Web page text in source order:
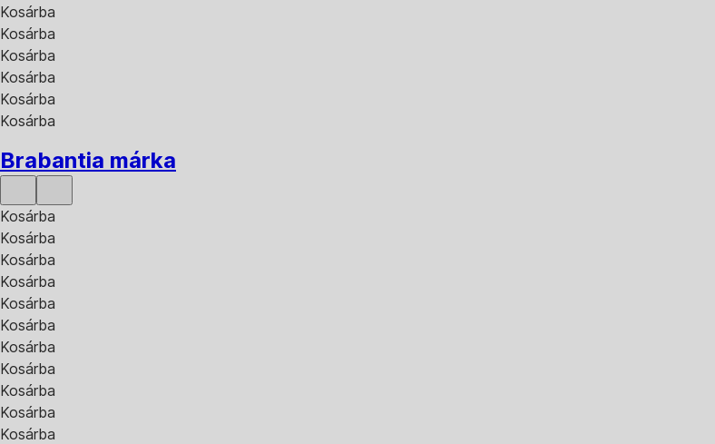
Kosárba
Kosárba
Kosárba
Kosárba
Kosárba
Kosárba
Brabantia márka
Kosárba
Kosárba
Kosárba
Kosárba
Kosárba
Kosárba
Kosárba
Kosárba
Kosárba
Kosárba
Kosárba